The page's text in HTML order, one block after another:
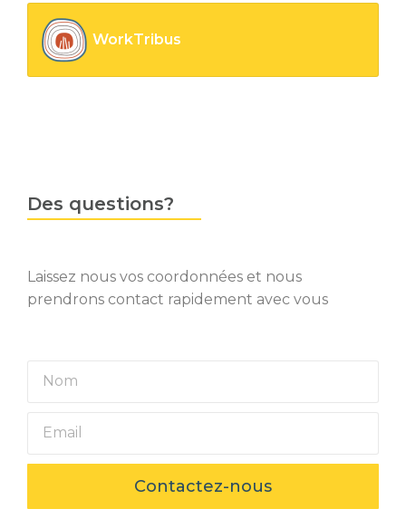
WorkTribus
Des questions?
Laissez nous vos coordonnées et nous
prendrons contact rapidement avec vous
Contactez-nous